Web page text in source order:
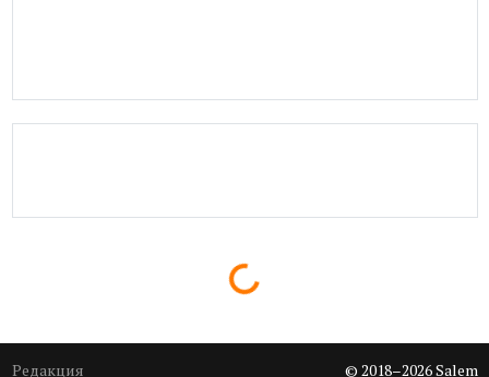
Loading...
Редакция © 2018–2026 Salem